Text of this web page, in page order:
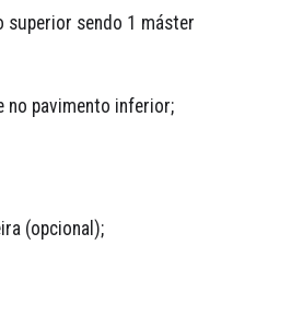
superior sendo 1 máster
no pavimento inferior;
(opcional);